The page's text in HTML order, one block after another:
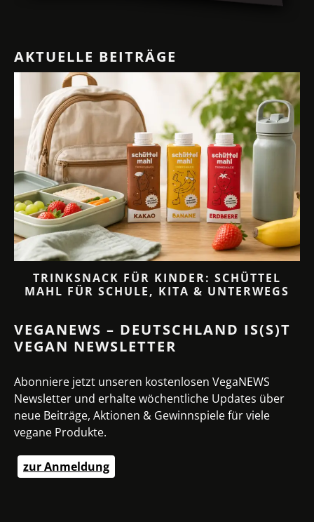
AKTUELLE BEITRÄGE
TRINKSNACK FÜR KINDER: SCHÜTTEL
MAHL FÜR SCHULE, KITA & UNTERWEGS
VEGANEWS – DEUTSCHLAND IS(S)T
VEGAN NEWSLETTER
Abonniere jetzt unseren kostenlosen VegaNEWS
Newsletter und erhalte wöchentliche Updates über
neue Beiträge, Aktionen & Gewinnspiele für viele
vegane Produkte.
zur Anmeldung